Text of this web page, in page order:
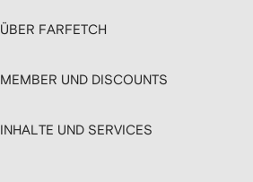
ÜBER FARFETCH
MEMBER UND DISCOUNTS
INHALTE UND SERVICES